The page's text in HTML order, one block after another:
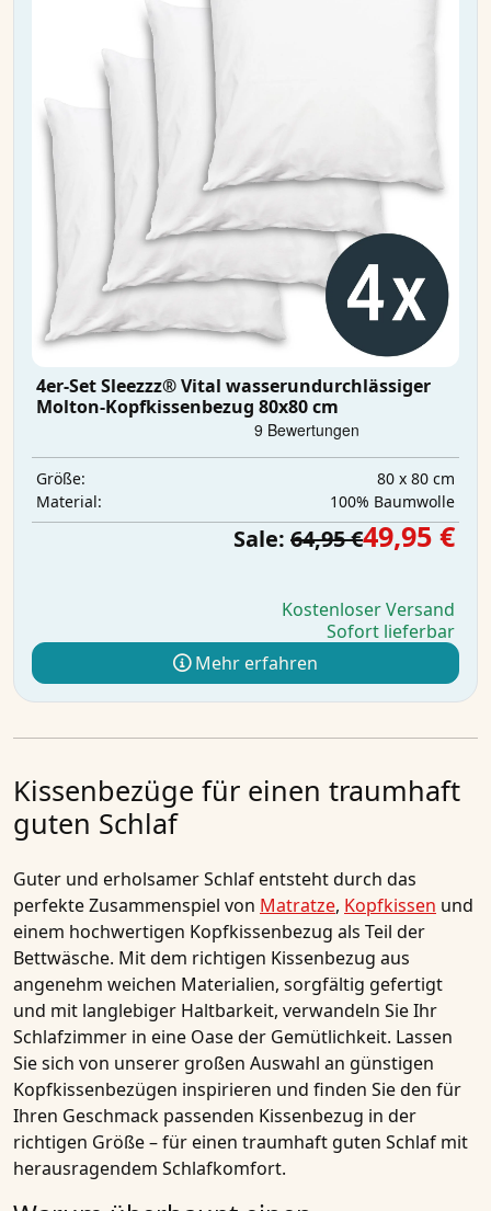
4er-Set Sleezzz® Vital wasserundurchlässiger
Molton-Kopfkissenbezug 80x80 cm
Größe:
80 x 80 cm
Material:
100% Baumwolle
Sale: 64,95 €49,95 €
Kostenloser Versand
Sofort lieferbar
Mehr erfahren
Kissenbezüge für einen traumhaft
guten Schlaf
Guter und erholsamer Schlaf entsteht durch das
perfekte Zusammenspiel von Matratze, Kopfkissen und
einem hochwertigen Kopfkissenbezug als Teil der
Bettwäsche. Mit dem richtigen Kissenbezug aus
angenehm weichen Materialien, sorgfältig gefertigt
und mit langlebiger Haltbarkeit, verwandeln Sie Ihr
Schlafzimmer in eine Oase der Gemütlichkeit. Lassen
Sie sich von unserer großen Auswahl an günstigen
Kopfkissenbezügen inspirieren und finden Sie den für
Ihren Geschmack passenden Kissenbezug in der
richtigen Größe – für einen traumhaft guten Schlaf mit
herausragendem Schlafkomfort.